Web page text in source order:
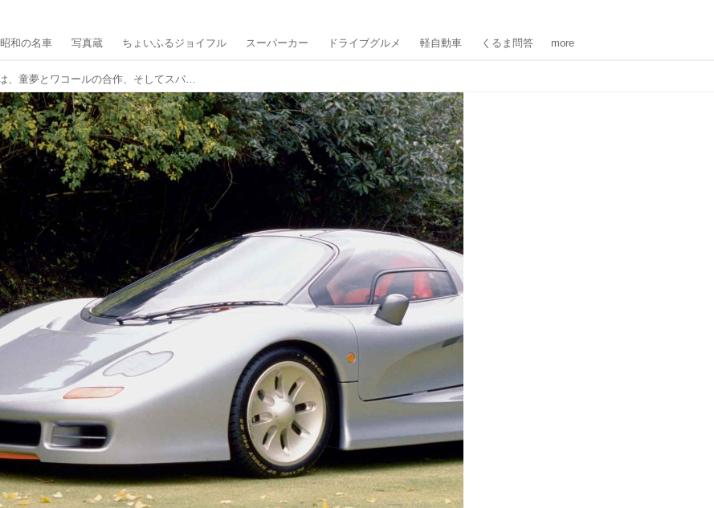
昭和の名車 写真蔵 ちょいふるジョイフル スーパーカー ドライブグルメ 軽自動車 くるま問答 more
ジオット キャスピタは、童夢とワコールの合作、そしてスバル製エンジンと話題満載だった【幻のスーパーカー・日本編／06】